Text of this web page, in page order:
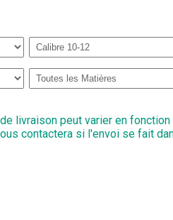
livraison peut varier en
contactera si l'envoi se fait